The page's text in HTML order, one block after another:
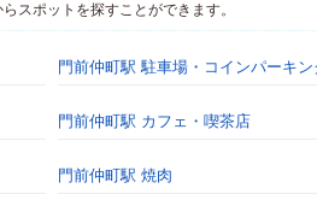
スポットを探すことができます。
門前仲町駅 駐車場・コインパーキン
門前仲町駅 カフェ・喫茶店
門前仲町駅 焼肉